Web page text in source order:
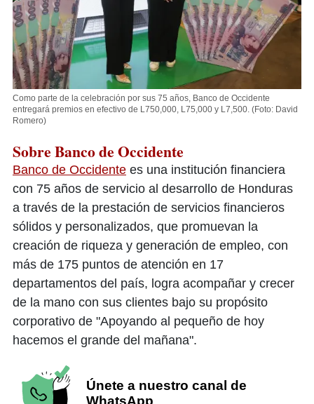
Como parte de la celebración por sus 75 años, Banco de Occidente
entregará premios en efectivo de L750,000, L75,000 y L7,500. (Foto: David
Romero)
Sobre Banco de Occidente
Banco de Occidente es una institución financiera
con 75 años de servicio al desarrollo de Honduras
a través de la prestación de servicios financieros
sólidos y personalizados, que promuevan la
creación de riqueza y generación de empleo, con
más de 175 puntos de atención en 17
departamentos del país, logra acompañar y crecer
de la mano con sus clientes bajo su propósito
corporativo de "Apoyando al pequeño de hoy
hacemos el grande del mañana".
Únete a nuestro canal de